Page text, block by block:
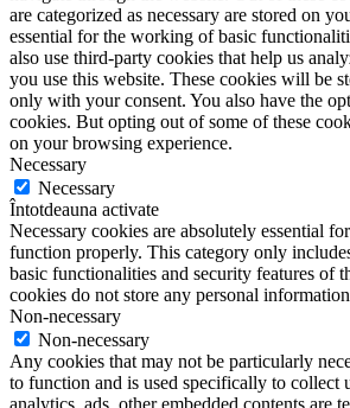
are categorized as necessary are stored on
essential for the working of basic
also use third-party cookies that help us
you use this website. These cookies will be
only with your consent. You also have the
cookies. But opting out of some of these
on your browsing experience.
Necessary
Necessary
Întotdeauna activate
Necessary cookies are absolutely essential
function properly. This category only
basic functionalities and security features of
cookies do not store any personal
Non-necessary
Non-necessary
Any cookies that may not be particularly
to function and is used specifically to collect
analytics, ads, other embedded contents are